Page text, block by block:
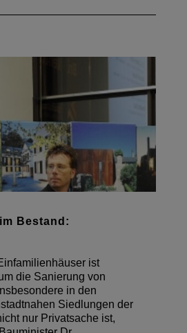
Bestand:
ist
die Sanierung von
in den
Siedlungen der
nur Privatsache ist,